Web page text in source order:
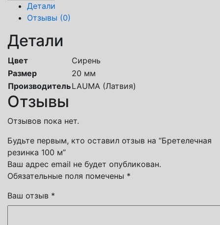
Детали
Отзывы (0)
Детали
Цвет
Сирень
Размер
20 мм
ПроизводительLAUMA (Латвия)
Отзывы
Отзывов пока нет.
Будьте первым, кто оставил отзыв на “Бретелечная
резинка 100 м”
Ваш адрес email не будет опубликован.
Обязательные поля помечены *
Ваш отзыв *